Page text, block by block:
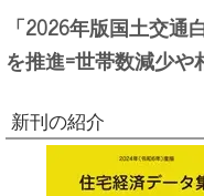
「2026年版国土交
を推進=世帯数減少
新刊の紹介